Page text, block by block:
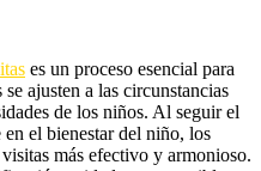
es un proceso esencial para
ajusten a las circunstancias
de los niños. Al seguir el
el bienestar del niño, los
más efectivo y armonioso.